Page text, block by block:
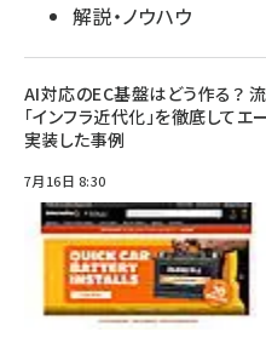
解説・ノウハウ
AI対応のEC基盤はどう作る？
「インフラ近代化」を徹底してエ
実装した事例
7月16日 8:30